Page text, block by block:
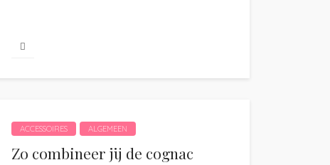
ACCESSOIRES ALGEMEEN
Zo combineer jij de cognac